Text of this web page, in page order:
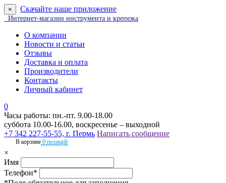
× Скачайте наше приложение
Интернет-магазин инструмента и крепежа
О компании
Новости и статьи
Отзывы
Доставка и оплата
Производители
Контакты
Личный кабинет
0
Часы работы: пн.-пт. 9.00-18.00
суббота 10.00-16.00, воскресенье – выходной
+7 342 227-55-55, г. Пермь Написать сообщение
В корзине 0 позиций
×
Имя
Телефон*